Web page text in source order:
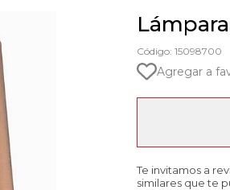
Código: 15098700
Agregar a
Te invitamos a
similares que te